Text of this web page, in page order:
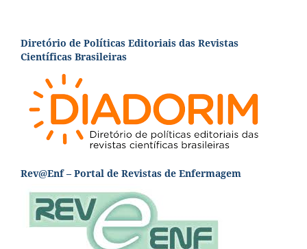
Diretório de Políticas Editoriais das Revistas
Científicas Brasileiras
Rev@Enf – Portal de Revistas de Enfermagem